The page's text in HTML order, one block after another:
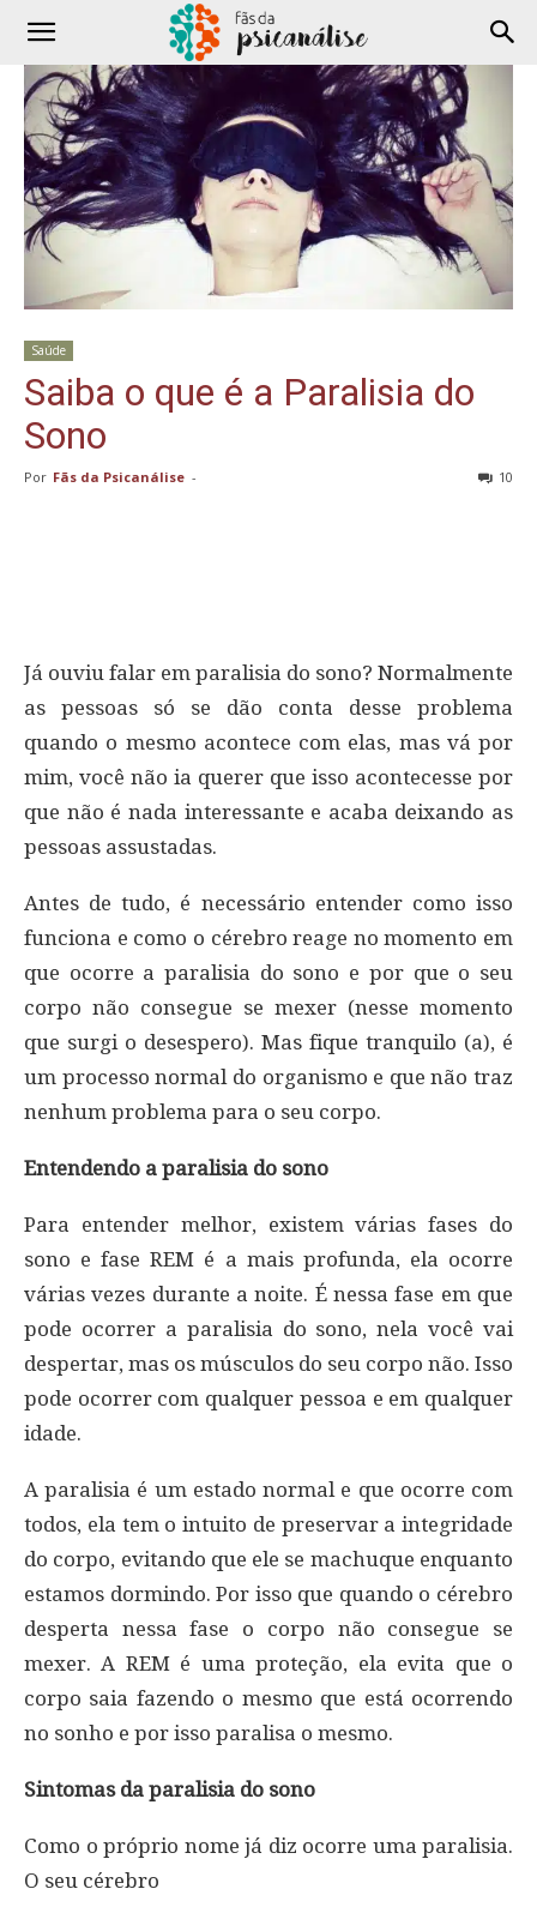
Saúde
Saiba o que é a Paralisia do
Sono
Por Fãs da Psicanálise - 10
Já ouviu falar em paralisia do sono? Normalmente
as pessoas só se dão conta desse problema
quando o mesmo acontece com elas, mas vá por
mim, você não ia querer que isso acontecesse por
que não é nada interessante e acaba deixando as
pessoas assustadas.
Antes de tudo, é necessário entender como isso
funciona e como o cérebro reage no momento em
que ocorre a paralisia do sono e por que o seu
corpo não consegue se mexer (nesse momento
que surgi o desespero). Mas fique tranquilo (a), é
um processo normal do organismo e que não traz
nenhum problema para o seu corpo.
Entendendo a paralisia do sono
Para entender melhor, existem várias fases do
sono e fase REM é a mais profunda, ela ocorre
várias vezes durante a noite. É nessa fase em que
pode ocorrer a paralisia do sono, nela você vai
despertar, mas os músculos do seu corpo não. Isso
pode ocorrer com qualquer pessoa e em qualquer
idade.
A paralisia é um estado normal e que ocorre com
todos, ela tem o intuito de preservar a integridade
do corpo, evitando que ele se machuque enquanto
estamos dormindo. Por isso que quando o cérebro
desperta nessa fase o corpo não consegue se
mexer. A REM é uma proteção, ela evita que o
corpo saia fazendo o mesmo que está ocorrendo
no sonho e por isso paralisa o mesmo.
Sintomas da paralisia do sono
Como o próprio nome já diz ocorre uma paralisia.
O seu cérebro